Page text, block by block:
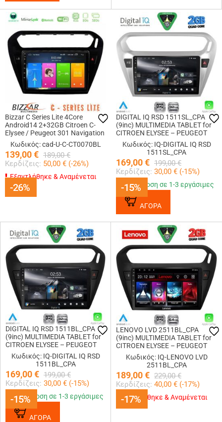
-26%
Bizzar C Series Lite 4Core
Android14 2+32GB Citroen C-
Elysee / Peugeot 301 Navigation
Multimedia Tablet 9 (Μαύρο))
Κωδικός: cad-U-C-CT0070BL
139,00€ 189,00 €
Κερδίζεις: 50,00 € (-26%)
-26%
Εξαντλήθηκε & Αναμένεται
-15%
DIGITAL IQ RSD 1511SL_CPA
(9inc) MULTIMEDIA TABLET for
CITROEN ELYSEE – PEUGEOT
301 mod. 2013-2026 (SILVER)
Κωδικός: IQ-DIGITAL IQ RSD
1511SL_CPA
169,00€ 199,00 €
Κερδίζεις: 30,00 € (-15%)
-15%
Παράδοση σε 1-3 εργάσιμες
ΑΓΟΡΑ
-15%
DIGITAL IQ RSD 1511BL_CPA
(9inc) MULTIMEDIA TABLET for
CITROEN ELYSEE – PEUGEOT
301 mod. 2013-2026 (BLACK)
Κωδικός: IQ-DIGITAL IQ RSD
1511BL_CPA
169,00€ 199,00 €
Κερδίζεις: 30,00 € (-15%)
-15%
Παράδοση σε 1-3 εργάσιμες
ΑΓΟΡΑ
-17%
LENOVO LVD 2511BL_CPA
(9inc) MULTIMEDIA TABLET for
CITROEN ELYSEE – PEUGEOT
301 mod. 2013-2026 (BLACK)
Κωδικός: IQ-LENOVO LVD
2511BL_CPA
189,00€ 229,00 €
Κερδίζεις: 40,00 € (-17%)
-17%
Εξαντλήθηκε & Αναμένεται